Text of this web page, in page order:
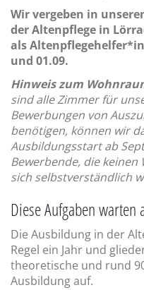
Wir vergeben in
der Altenpflege in
als
und 01.09.
Hinweis zum
sind alle Zimmer für
Bewerbungen von
benötigen, können wir
Ausbildungsstart ab
Bewerbende, die
sich selbstverständlich
Diese Aufgaben warten
Die Ausbildung in der
Regel ein Jahr und
theoretische und rund
Ausbildung auf.